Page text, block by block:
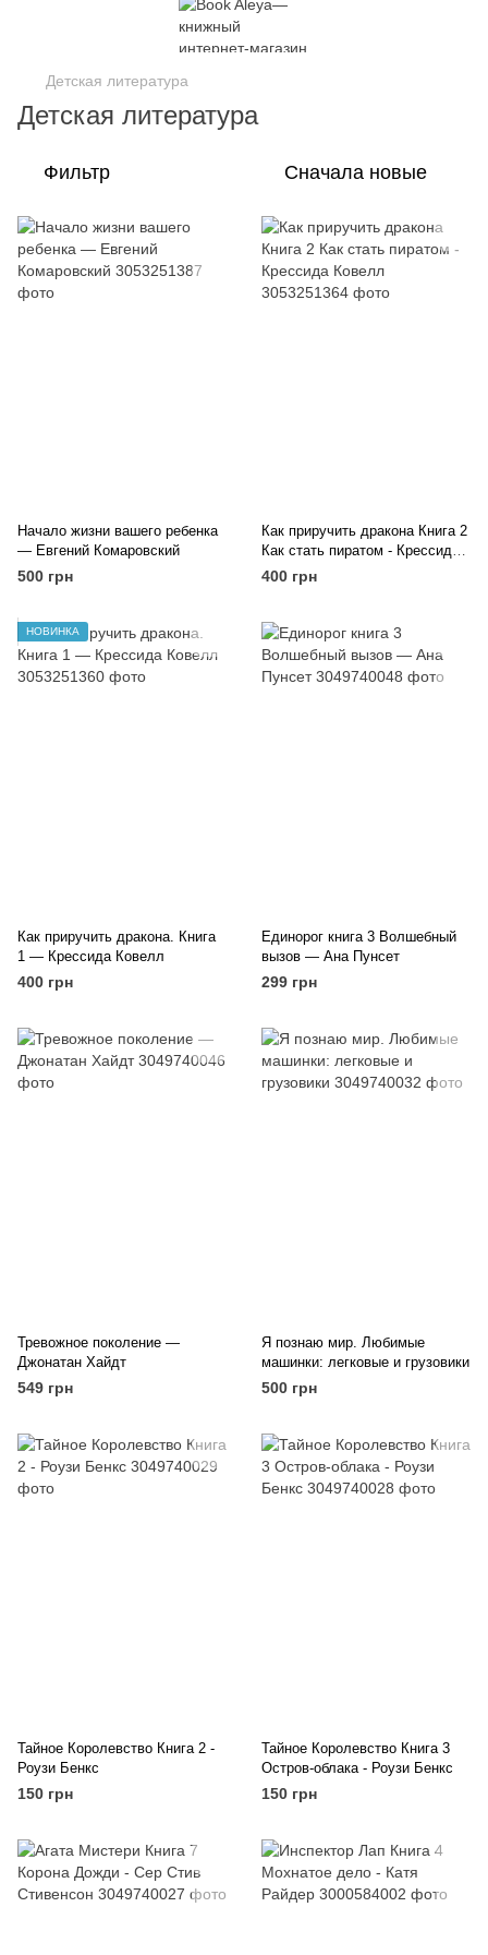
Детская литература
Детская литература
Фильтр Сначала новые
Начало жизни вашего ребенка
— Евгений Комаровский
500 грн
Как приручить дракона Книга 2
Как стать пиратом - Крессида
Ковелл
400 грн
НОВИНКА
Как приручить дракона. Книга
1 — Крессида Ковелл
400 грн
Единорог книга 3 Волшебный
вызов — Ана Пунсет
299 грн
Тревожное поколение —
Джонатан Хайдт
549 грн
Я познаю мир. Любимые
машинки: легковые и грузовики
500 грн
Тайное Королевство Книга 2 -
Роузи Бенкс
150 грн
Тайное Королевство Книга 3
Остров-облака - Роузи Бенкс
150 грн